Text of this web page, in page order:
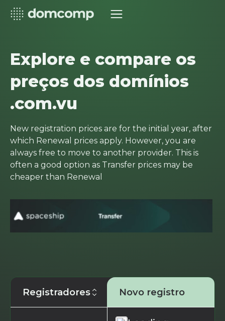
Explore e compare os
preços dos domínios
.com.vu
New registration prices are for the initial year, after
which Renewal prices apply. However, you are
always free to move to another provider. This is
often a good option as Transfer prices may be
cheaper than Renewal
Registradores Novo registro